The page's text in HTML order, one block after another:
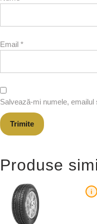
Email *
Salvează-mi numele,
Produse
i